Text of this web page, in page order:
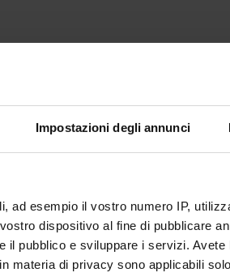
Impostazioni degli annunci
ad esempio il vostro numero IP,
dispositivo al fine di pubblicare
pubblico e sviluppare i servizi.
materia di privacy sono applicabili